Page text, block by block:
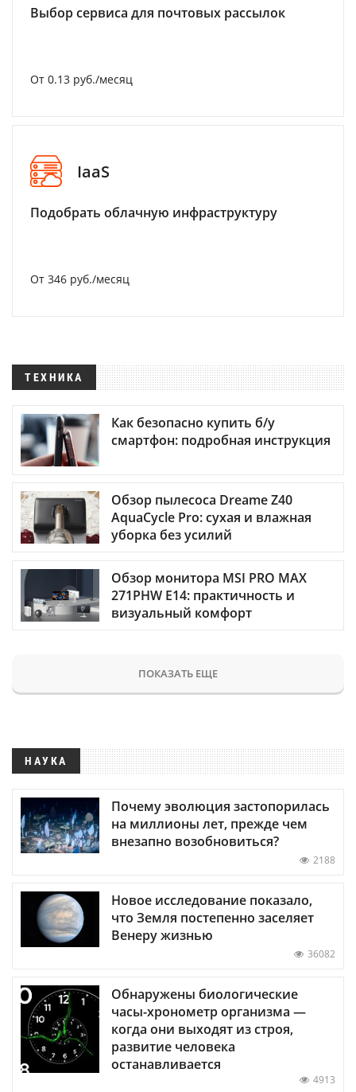
Выбор сервиса для почтовых рассылок
От 0.13 руб./месяц
IaaS
Подобрать облачную инфраструктуру
От 346 руб./месяц
ТЕХНИКА
Как безопасно купить б/у
смартфон: подробная инструкция
Обзор пылесоса Dreame Z40
AquaCycle Pro: сухая и влажная
уборка без усилий
Обзор монитора MSI PRO MAX
271PHW E14: практичность и
визуальный комфорт
ПОКАЗАТЬ ЕЩЕ
НАУКА
Почему эволюция застопорилась
на миллионы лет, прежде чем
внезапно возобновиться?
2188
Новое исследование показало,
что Земля постепенно заселяет
Венеру жизнью
36082
Обнаружены биологические
часы-хронометр организма —
когда они выходят из строя,
развитие человека
останавливается
4913